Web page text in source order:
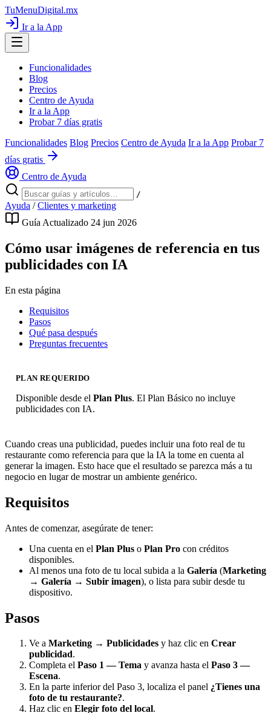
TuMenuDigital.mx
Ir a la App
Funcionalidades
Blog
Precios
Centro de Ayuda
Ir a la App
Probar 7 días gratis
Funcionalidades Blog Precios Centro de Ayuda Ir a la App Probar 7
días gratis
Centro de Ayuda
/
Ayuda / Clientes y marketing
Guía Actualizado 24 jun 2026
Cómo usar imágenes de referencia en tus
publicidades con IA
En esta página
Requisitos
Pasos
Qué pasa después
Preguntas frecuentes
PLAN REQUERIDO
Disponible desde el Plan Plus. El Plan Básico no incluye
publicidades con IA.
Cuando creas una publicidad, puedes incluir una foto real de tu
restaurante como referencia para que la IA la tome en cuenta al
generar la imagen. Esto hace que el resultado se parezca más a tu
negocio en lugar de mostrar un ambiente genérico.
Requisitos
Antes de comenzar, asegúrate de tener:
Una cuenta en el Plan Plus o Plan Pro con créditos
disponibles.
Al menos una foto de tu local subida a la Galería (Marketing
→ Galería → Subir imagen), o lista para subir desde tu
dispositivo.
Pasos
Ve a Marketing → Publicidades y haz clic en Crear
publicidad.
Completa el Paso 1 — Tema y avanza hasta el Paso 3 —
Escena.
En la parte inferior del Paso 3, localiza el panel ¿Tienes una
foto de tu restaurante?.
Haz clic en Elegir foto del local.